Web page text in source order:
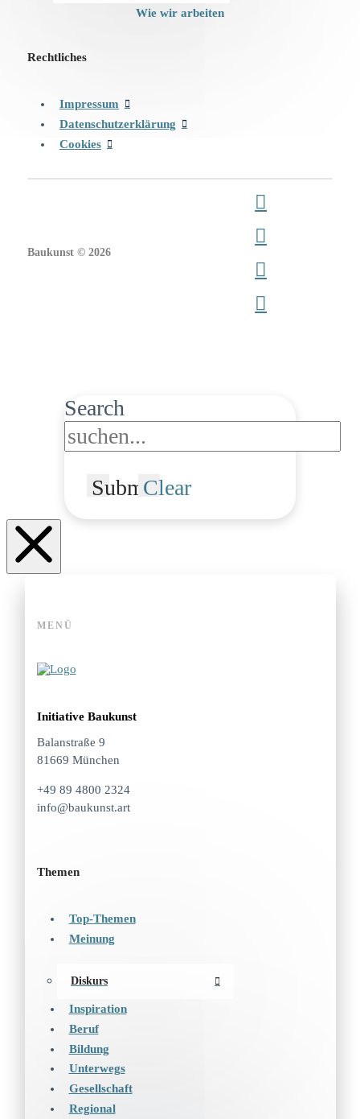
Wie wir arbeiten
Rechtliches
Impressum
Datenschutzerklärung
Cookies
Baukunst © 2026
Search
SubmitClear
MENÜ
Initiative Baukunst
Balanstraße 9
81669 München
+49 89 4800 2324
info@baukunst.art
Themen
Top-Themen
Meinung
Diskurs
Inspiration
Beruf
Bildung
Unterwegs
Gesellschaft
Regional